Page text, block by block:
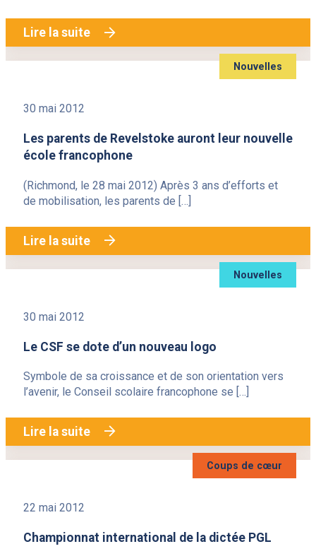
Lire la suite
Nouvelles
30 mai 2012
Les parents de Revelstoke auront leur nouvelle
école francophone
(Richmond, le 28 mai 2012) Après 3 ans d’efforts et
de mobilisation, les parents de […]
Lire la suite
Nouvelles
30 mai 2012
Le CSF se dote d’un nouveau logo
Symbole de sa croissance et de son orientation vers
l’avenir, le Conseil scolaire francophone se […]
Lire la suite
Coups de cœur
22 mai 2012
Championnat international de la dictée PGL